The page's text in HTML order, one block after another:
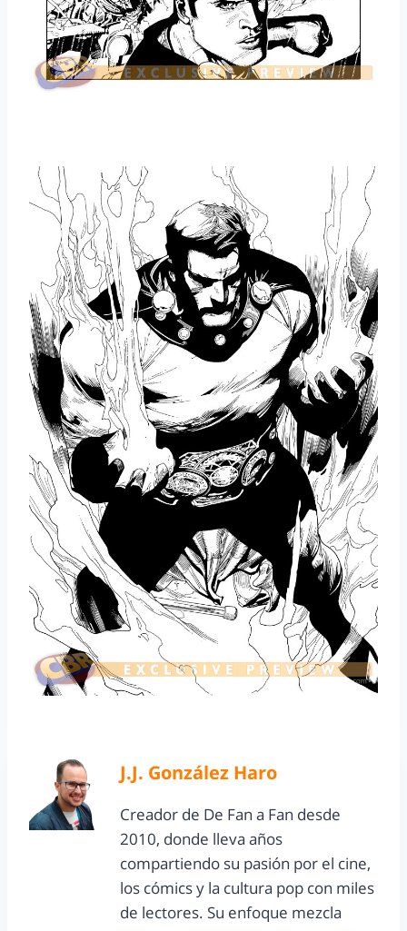
J.J. González Haro
Creador de De Fan a Fan desde
2010, donde lleva años
compartiendo su pasión por el cine,
los cómics y la cultura pop con miles
de lectores. Su enfoque mezcla